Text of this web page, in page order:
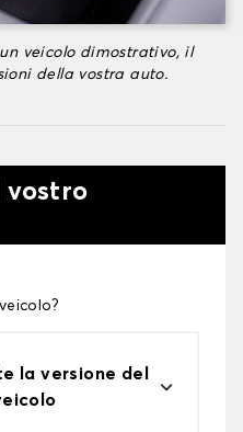
veicolo dimostrativo, il
della vostra auto.
vostro
la versione del